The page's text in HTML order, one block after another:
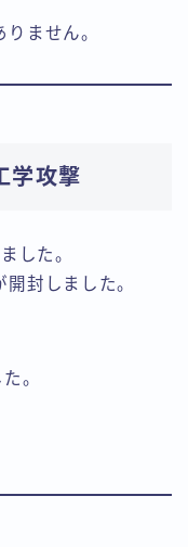
ません。
学攻撃
した。
封しました。
。